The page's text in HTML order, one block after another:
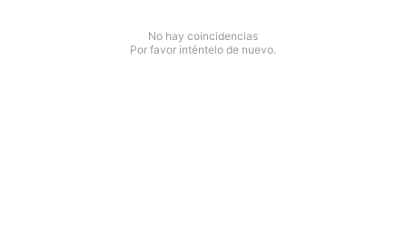
No hay coincidencias
Por favor inténtelo de nuevo.